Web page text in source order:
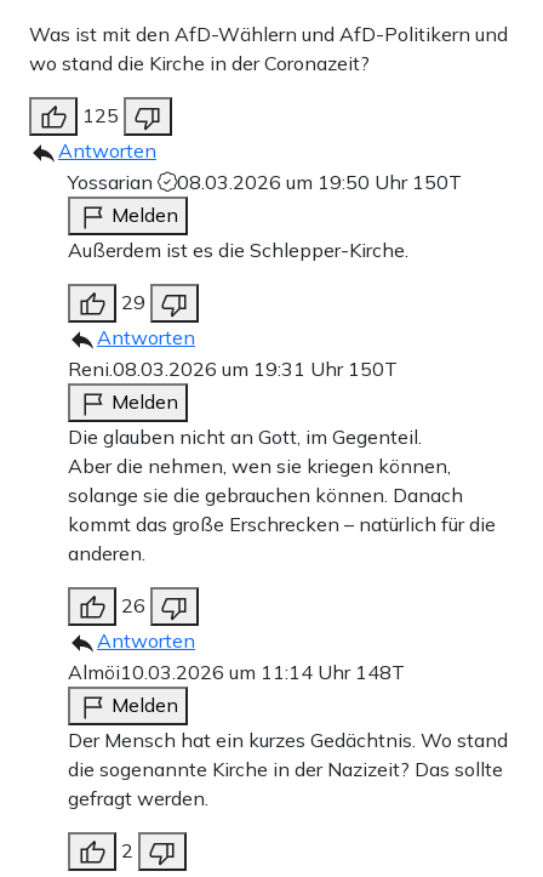
Was ist mit den AfD-Wählern und AfD-Politikern und
wo stand die Kirche in der Coronazeit?
125
Antworten
Yossarian
08.03.2026 um 19:50 Uhr 150T
Melden
Außerdem ist es die Schlepper-Kirche.
29
Antworten
Reni.08.03.2026 um 19:31 Uhr 150T
Melden
Die glauben nicht an Gott, im Gegenteil.
Aber die nehmen, wen sie kriegen können,
solange sie die gebrauchen können. Danach
kommt das große Erschrecken – natürlich für die
anderen.
26
Antworten
Almöi10.03.2026 um 11:14 Uhr 148T
Melden
Der Mensch hat ein kurzes Gedächtnis. Wo stand
die sogenannte Kirche in der Nazizeit? Das sollte
gefragt werden.
2